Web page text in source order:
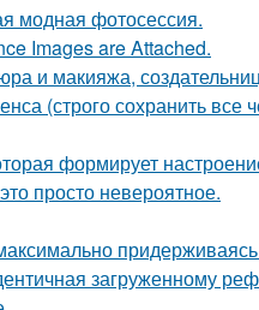
модная фотосессия.
Images are Attached.
и макияжа,
(строго сохранить все
формирует
просто невероятное.
загруженному